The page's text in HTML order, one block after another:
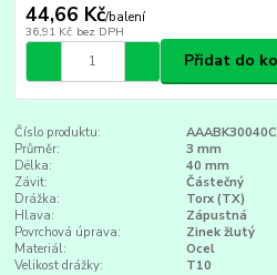
44,66 Kč/balení
36,91 Kč bez DPH
Přidat do
Číslo produktu:
Průměr:
3 mm
Délka:
40 mm
Závit:
Částečný
Drážka:
Torx (TX)
Hlava:
Zápustná
Povrchová úprava:
Zinek žlutý
Materiál:
Ocel
Velikost drážky:
T10